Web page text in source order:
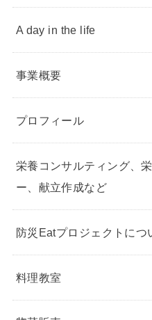
A day in the life
事業概要
プロフィール
栄養コンサルティング、
ー、献立作成など
防災Eatプロジェクトにつ
料理教室